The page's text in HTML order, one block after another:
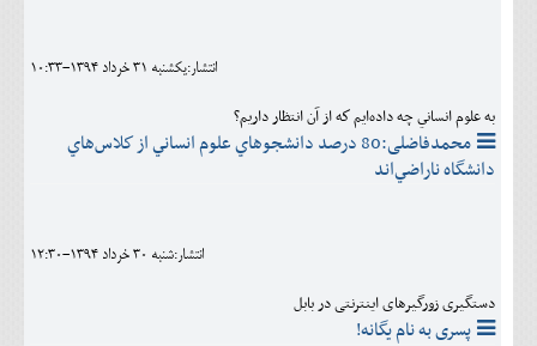
فرهنگی و هنری
اقتصادی
انتشار:يکشنبه 31 خرداد 1394-10:33
به علوم انساني چه داده‌ايم كه از آن انتظار داريم؟
محمدفاضلی:80 درصد دانشجوهاي علوم انساني از كلاس‌هاي
دانشگاه ناراضي‌اند
انتشار:شنبه 30 خرداد 1394-12:30
دستگیری زورگيرهای اینترنتی در بابل
پسری به نام یگانه!